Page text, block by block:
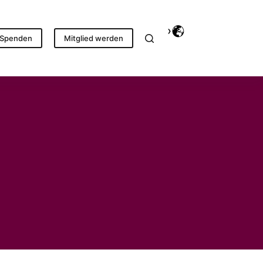
Spenden Mitglied werden